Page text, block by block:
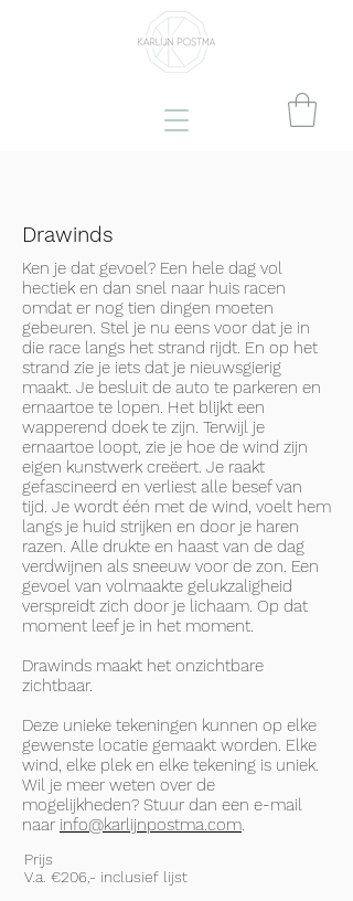
Drawinds
Ken je dat gevoel? Een hele dag vol
hectiek en dan snel naar huis racen
omdat er nog tien dingen moeten
gebeuren. Stel je nu eens voor dat je in
die race langs het strand rijdt. En op het
strand zie je iets dat je nieuwsgierig
maakt. Je besluit de auto te parkeren en
ernaartoe te lopen. Het blijkt een
wapperend doek te zijn. Terwijl je
ernaartoe loopt, zie je hoe de wind zijn
eigen kunstwerk creëert. Je raakt
gefascineerd en verliest alle besef van
tijd. Je wordt één met de wind, voelt hem
langs je huid strijken en door je haren
razen. Alle drukte en haast van de dag
verdwijnen als sneeuw voor de zon. Een
gevoel van volmaakte gelukzaligheid
verspreidt zich door je lichaam. Op dat
moment leef je in het moment.
Drawinds maakt het onzichtbare
zichtbaar.
Deze unieke tekeningen kunnen op elke
gewenste locatie gemaakt worden. Elke
wind, elke plek en elke tekening is uniek.
Wil je meer weten over de
mogelijkheden? Stuur dan een e-mail
naar info@karlijnpostma.com.
Prijs​
V.a. €206,- inclusief lijst